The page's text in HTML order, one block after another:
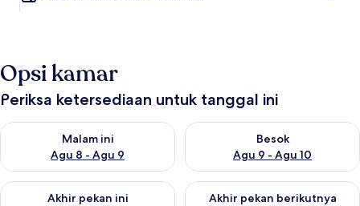
Opsi kamar
Periksa ketersediaan untuk tanggal ini
Malam ini
Agu 8 - Agu 9
Periksa ketersediaan untuk malam ini Agu 8 - Agu 9
Besok
Agu 9 - Agu 10
Periksa ketersediaan untuk
Akhir pekan ini
Periksa ketersediaan untuk akhir pekan ini Agu 14 - Agu 16
Akhir pekan berikutnya
Periksa ketersediaan untuk